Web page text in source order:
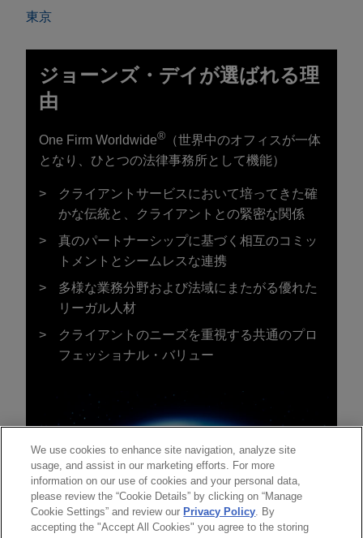
東京
ジョーンズ・デイが選ばれる理
由
One Firm Worldwide® （世界中のオフィスが一体
となり、ひとつの法律事務所として機能）
クライアントサービスにおいて培ってきた確
かな伝統と、クライアントとの緊密な関係
真のパートナーシップに基づく相互のコミッ
トメントとシームレスな連携
多様な業務分野および法域にまたがる優れた
リーガル人材
クライアントのニーズを重視する共通のプロ
フェッショナル・バリュー
We use cookies to enhance site navigation, analyze site
usage, and assist in our marketing efforts. For more
information on our use of cookies and your personal data,
please review the “Cookie Details” by clicking on “Manage
Cookie Settings” and review our Privacy Policy. By
accepting the "Accept All Cookies" you agree to the storing